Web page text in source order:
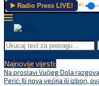
▶️ Radio Press LIVE! 🔊
Najnovije vijesti:
Na proslavi Vučjeg Dola
Perić: Ili nova većina ili izbori,